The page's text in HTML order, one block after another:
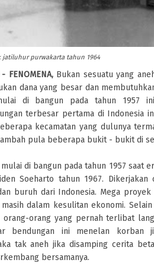
jatiluhur purwakarta tahun 1964
- FENOMENA, Bukan sesuatu yang
dana yang besar dan
di bangun pada tahun 1957
terbesar pertama di Indonesia
kecamatan yang dulunya
pula beberapa bukit - bukit di
di bangun pada tahun 1957 saat
Soeharto tahun 1967.
buruh dari Indonesia. Mega
masih dalam kesulitan ekonomi.
orang-orang yang pernah terlibat
bendungan ini menelan korban
tak aneh jika disamping cerita
bersamanya.